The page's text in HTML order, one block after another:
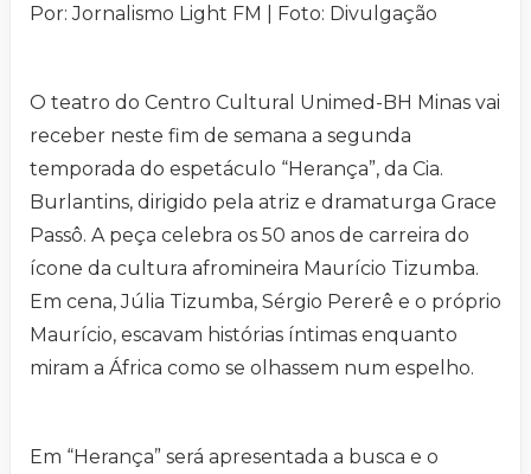
Por: Jornalismo Light FM | Foto: Divulgação
O teatro do Centro Cultural Unimed-BH Minas vai
receber neste fim de semana a segunda
temporada do espetáculo “Herança”, da Cia.
Burlantins, dirigido pela atriz e dramaturga Grace
Passô. A peça celebra os 50 anos de carreira do
ícone da cultura afromineira Maurício Tizumba.
Em cena, Júlia Tizumba, Sérgio Pererê e o próprio
Maurício, escavam histórias íntimas enquanto
miram a África como se olhassem num espelho.
Em “Herança” será apresentada a busca e o